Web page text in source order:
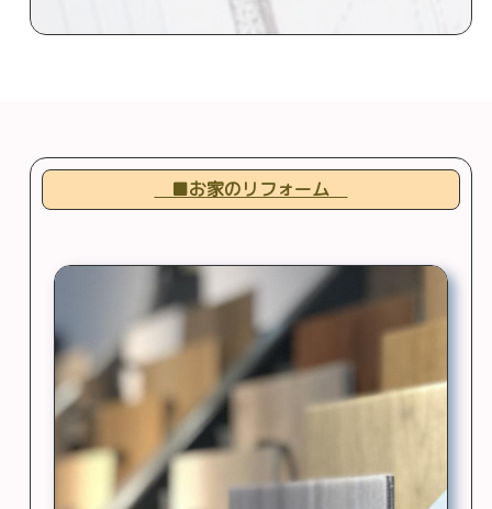
■お家のリフォーム